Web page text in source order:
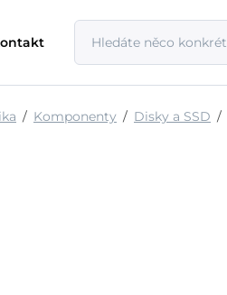
Komponenty Disky a SSD